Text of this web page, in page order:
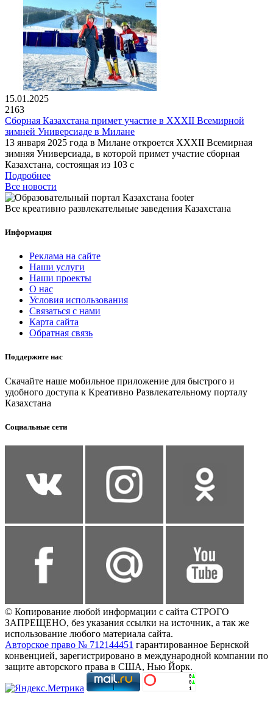
15.01.2025
2163
Сборная Казахстана примет участие в XXXII Всемирной
зимней Универсиаде в Милане
13 января 2025 года в Милане откроется XXXII Всемирная
зимняя Универсиада, в которой примет участие сборная
Казахстана, состоящая из 103 с
Подробнее
Все новости
Все креативно развлекательные заведения Казахстана
Информация
Реклама на сайте
Наши услуги
Наши проекты
О нас
Условия использования
Связаться с нами
Карта сайта
Обратная связь
Поддержите нас
Скачайте наше мобильное приложение для быстрого и
удобного доступа к Креативно Развлекательному порталу
Казахстана
Социальные сети
© Копирование любой информации с сайта СТРОГО
ЗАПРЕЩЕНО, без указания ссылки на источник, а так же
использование любого материала сайта.
Авторское право № 712144451 гарантированное Бернской
конвенцией, зарегистрировано в международной компании по
защите авторского права в США, Нью Йорк.